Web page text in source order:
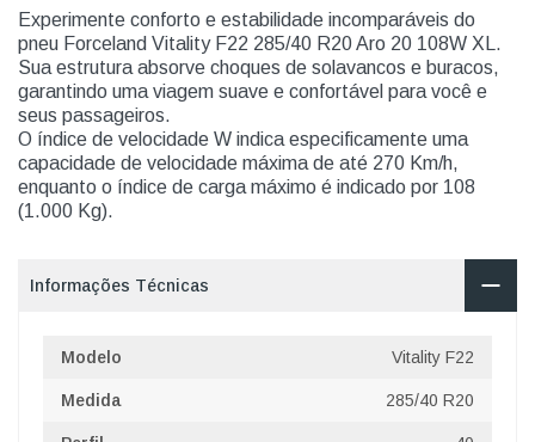
Experimente conforto e estabilidade incomparáveis do
pneu Forceland Vitality F22 285/40 R20 Aro 20 108W XL.
Sua estrutura absorve choques de solavancos e buracos,
garantindo uma viagem suave e confortável para você e
seus passageiros.
O índice de velocidade W indica especificamente uma
capacidade de velocidade máxima de até 270 Km/h,
enquanto o índice de carga máximo é indicado por 108
(1.000 Kg).
Informações Técnicas
Modelo Vitality F22
Medida 285/40 R20